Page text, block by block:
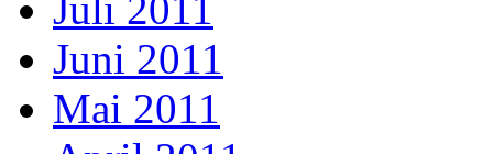
Juni 2011
Mai 2011